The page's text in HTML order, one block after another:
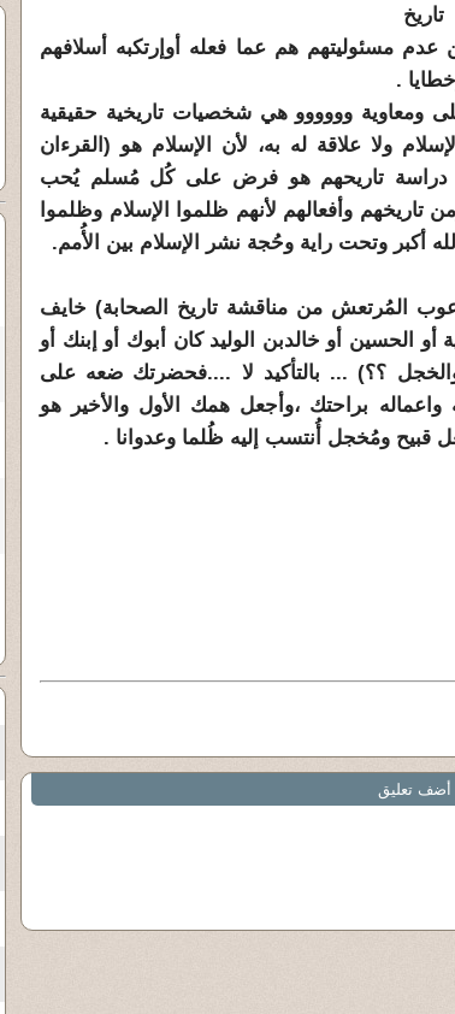
مسئوليتهم هم عما فعله أوإرتكبه أسلافهم
.
ومعاوية وووووو هي شخصيات تاريخية حقيقية
ولا علاقة له به، لأن الإسلام هو (القرءان
دراسة تاريحهم هو فرض على كُل مُسلم يُحب
تاريخهم وأفعالهم لأنهم ظلموا الإسلام وظلموا
أكبر وتحت راية وحُجة نشر الإسلام بين الأُمم.
المُرتعش من مناقشة تاريخ الصحابة) خايف
أو الحسين أو خالدبن الوليد كان أبوك أو إبنك أو
؟؟) ... بالتأكيد لا ....فحضرتك ضعه على
براحتك ،وأجعل همك الأول والأخير هو
قبيح ومُخجل أُنتسب إليه ظُلما وعدوانا .
أضف تعليق